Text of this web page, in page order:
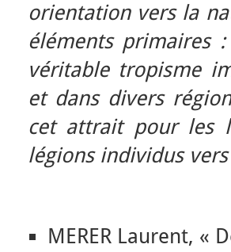
orientation vers la
éléments primaires
véritable tropisme
et dans divers
cet attrait pour les
légions individus
MERER Laurent, «